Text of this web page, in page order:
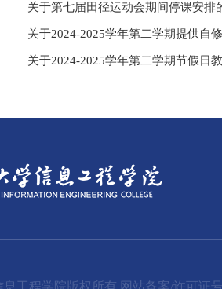
关于第七届田径运动会期间停课安排
关于2024-2025学年第二学期提供自
关于2024-2025学年第二学期节假日
工程学院版权所有 网站备案/许可证